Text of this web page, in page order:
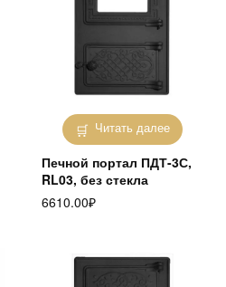
Читать далее
Печной портал ПДТ-3С,
RL03, без стекла
6610.00₽